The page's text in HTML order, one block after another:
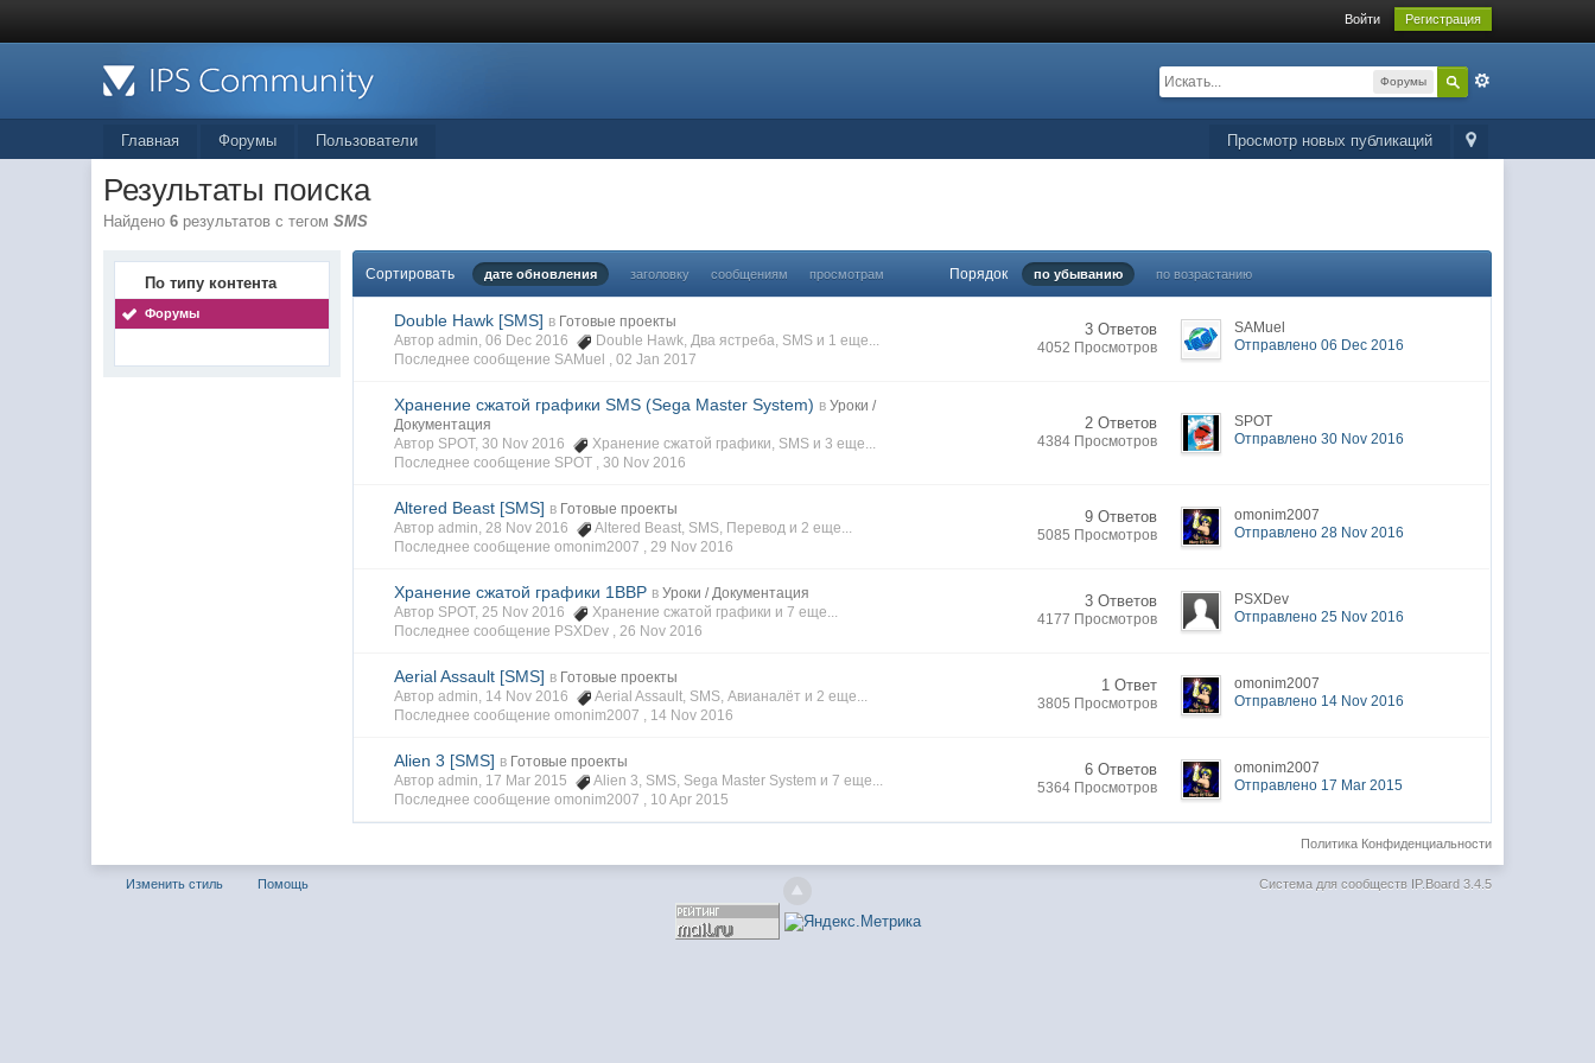
Войти Регистрация
Форумы
Просмотр новых публикаций
Главная Форумы Пользователи
Результаты поиска
Найдено6 результатов с тегомSMS
По типу контента
Форумы
Сортировать дате обновления заголовку сообщениям просмотрам Порядок по убыванию по возрастанию
Double Hawk [SMS] в Готовые проекты
Автор admin, 06 Dec 2016
Double Hawk,Два ястреба, SMS и 1 еще...
Последнее сообщение SAMuel ,02 Jan 2017
3 Ответов
4052 Просмотров
SAMuel
Отправлено 06 Dec 2016
Хранение сжатой графики SMS (Sega Master System) в Уроки /
Документация
Автор SPOT, 30 Nov 2016
Хранение сжатой графики, SMS и 3 еще...
Последнее сообщение SPOT ,30 Nov 2016
2 Ответов
4384 Просмотров
SPOT
Отправлено 30 Nov 2016
Altered Beast [SMS] в Готовые проекты
Автор admin, 28 Nov 2016
Altered Beast, SMS, Перевод и 2 еще...
Последнее сообщение omonim2007 ,29 Nov 2016
9 Ответов
5085 Просмотров
omonim2007
Отправлено 28 Nov 2016
Хранение сжатой графики 1BBP в Уроки / Документация
Автор SPOT, 25 Nov 2016
Хранение сжатой графики и 7 еще...
Последнее сообщение PSXDev ,26 Nov 2016
3 Ответов
4177 Просмотров
PSXDev
Отправлено 25 Nov 2016
Aerial Assault [SMS] в Готовые проекты
Автор admin, 14 Nov 2016
Aerial Assault, SMS,Авианалёт и 2 еще...
Последнее сообщение omonim2007 , 14 Nov 2016
1 Ответ
3805 Просмотров
omonim2007
Отправлено 14 Nov 2016
Alien 3 [SMS] в Готовые проекты
Автор admin, 17 Mar 2015
Alien 3, SMS, Sega Master System и 7 еще...
Последнее сообщение omonim2007 , 10 Apr 2015
6 Ответов
5364 Просмотров
omonim2007
Отправлено 17 Mar 2015
Политика Конфиденциальности
Изменить стиль Помощь Система для сообществ IP.Board 3.4.5